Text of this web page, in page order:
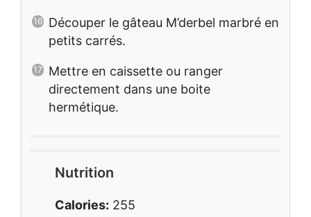
Découper le gâteau M’derbel marbré en
petits carrés.
Mettre en caissette ou ranger
directement dans une boite
hermétique.
Nutrition
Calories: 255